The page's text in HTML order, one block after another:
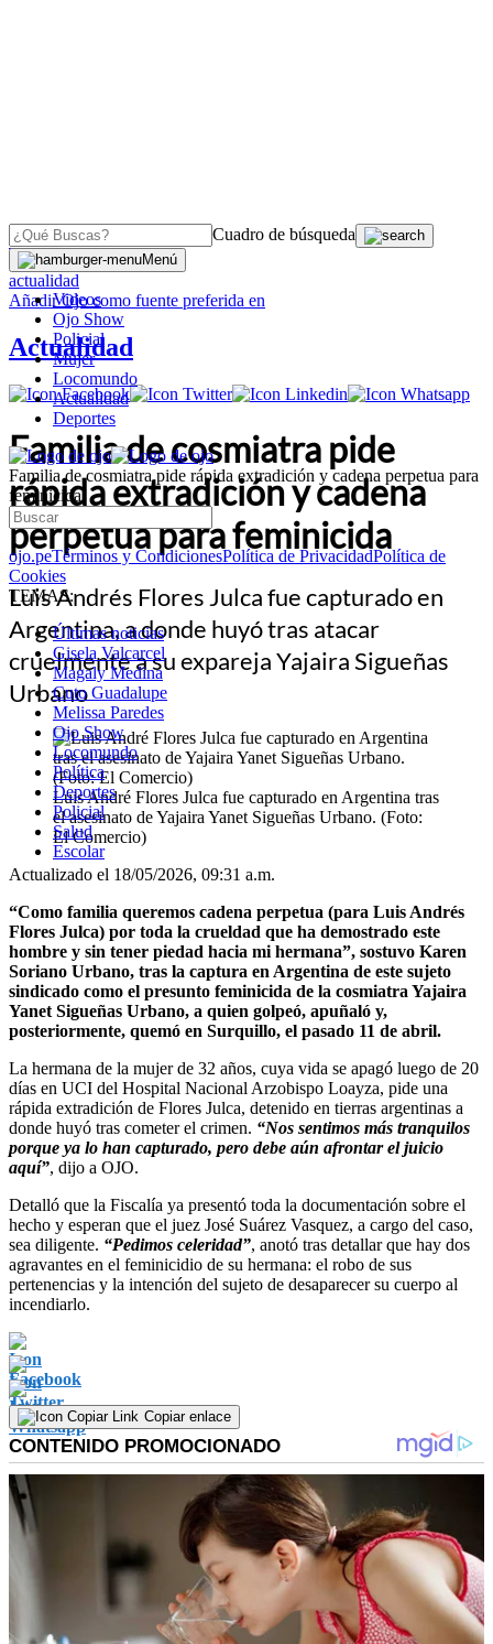
Cuadro de búsqueda
Menú
Videos
Ojo Show
Policial
Mujer
Locomundo
Actualidad
Deportes
Familia de cosmiatra pide rápida extradición y cadena perpetua para
feminicida
ojo.peTérminos y CondicionesPolítica de PrivacidadPolítica de
Cookies
TEMAS:
Últimas noticias
Gisela Valcarcel
Magaly Medina
Cuto Guadalupe
Melissa Paredes
Ojo Show
Locomundo
Política
Deportes
Policial
Salud
Escolar
OJO
actualidad
AñadirOjocomo fuente preferida en
Actualidad
Familia de cosmiatra pide
rápida extradición y cadena
perpetua para feminicida
Luis Andrés Flores Julca fue capturado en
Argentina, a donde huyó tras atacar
cruelmente a su expareja Yajaira Sigueñas
Urbano
Luis André Flores Julca fue capturado en Argentina tras
el asesinato de Yajaira Yanet Sigueñas Urbano. (Foto:
El Comercio)
Actualizado el 18/05/2026, 09:31 a.m.
“Como familia queremos cadena perpetua (para Luis Andrés
Flores Julca) por toda la crueldad que ha demostrado este
hombre y sin tener piedad hacia mi hermana”, sostuvo Karen
Soriano Urbano, tras la captura en Argentina de este sujeto
sindicado como el presunto feminicida de la cosmiatra Yajaira
Yanet Sigueñas Urbano, a quien golpeó, apuñaló y,
posteriormente, quemó en Surquillo, el pasado 11 de abril.
La hermana de la mujer de 32 años, cuya vida se apagó luego de 20
días en UCI del Hospital Nacional Arzobispo Loayza, pide una
rápida extradición de Flores Julca, detenido en tierras argentinas a
donde huyó tras cometer el crimen. “Nos sentimos más tranquilos
porque ya lo han capturado, pero debe aún afrontar el juicio
aquí”, dijo a OJO.
Detalló que la Fiscalía ya presentó toda la documentación sobre el
hecho y esperan que el juez José Suárez Vasquez, a cargo del caso,
sea diligente. “Pedimos celeridad”, anotó tras detallar que hay dos
agravantes en el feminicidio de su hermana: el robo de sus
pertenencias y la intención del sujeto de desaparecer su cuerpo al
incendiarlo.
Copiar enlace